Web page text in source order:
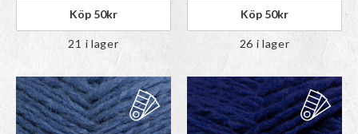
Köp 50kr
21 i lager
Köp 50kr
26 i lager